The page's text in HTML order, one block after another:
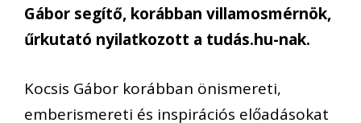
Gábor segítő, korábban villamosmérnök,
űrkutató nyilatkozott a tudás.hu-nak.
Kocsis Gábor korábban önismereti,
emberismereti és inspirációs előadásokat